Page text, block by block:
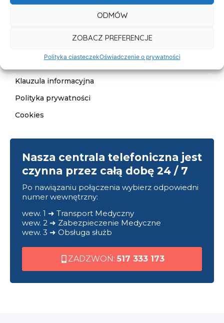
ODMÓW
ZOBACZ PREFERENCJE
Polityka ciasteczekOświadczenie o prywatności
Klauzula informacyjna
Polityka prywatności
Cookies
Nasza centrala telefoniczna jest
czynna przez całą dobę 24 / 7
Po nawiązaniu połączenia wybierz odpowiedni
numer wewnętrzny:
wew. 1 ➜ Transport Medyczny
wew. 2 ➜ Zabezpieczenie Medyczne
wew. 3 ➜ Obsługa służb
ZADZWOŃ: 517 333 173